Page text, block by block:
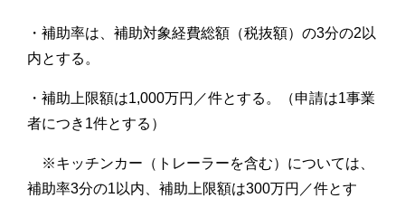
・補助率は、補助対象経費総額（税抜額）の3分の2以
内とする。
・補助上限額は1,000万円／件とする。（申請は1事業
者につき1件とする）
※キッチンカー（トレーラーを含む）については、
補助率3分の1以内、補助上限額は300万円／件とす